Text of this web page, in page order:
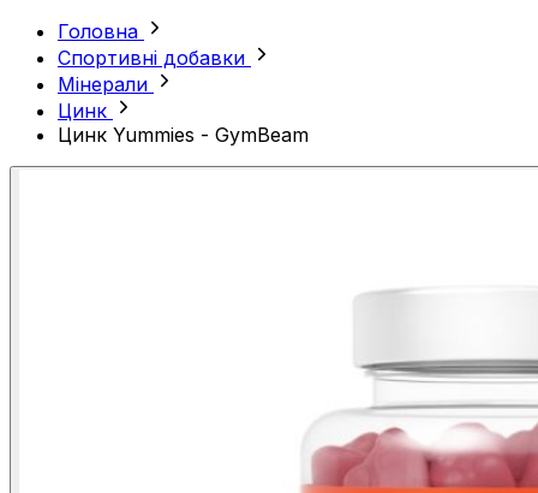
Головна
Спортивні добавки
Мінерали
Цинк
Цинк Yummies - GymBeam